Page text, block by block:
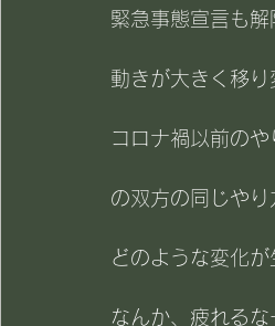
緊急事態宣言も解
動きが大きく移り
コロナ禍以前のや
の双方の同じや
どのような変化
なんか、疲れる